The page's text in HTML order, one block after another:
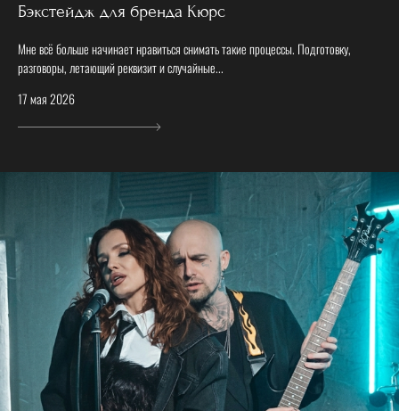
Бэкстейдж для бренда Кюрс
Мне всё больше начинает нравиться снимать такие процессы. Подготовку,
разговоры, летающий реквизит и случайные...
17 мая 2026